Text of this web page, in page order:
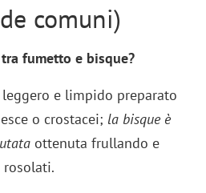
comuni)
tra fumetto e bisque?
e limpido preparato
o crostacei; la bisque è
ottenuta frullando e